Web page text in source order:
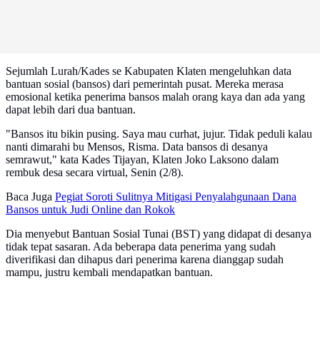
Sejumlah Lurah/Kades se Kabupaten Klaten mengeluhkan data
bantuan sosial (bansos) dari pemerintah pusat. Mereka merasa
emosional ketika penerima bansos malah orang kaya dan ada yang
dapat lebih dari dua bantuan.
"Bansos itu bikin pusing. Saya mau curhat, jujur. Tidak peduli kalau
nanti dimarahi bu Mensos, Risma. Data bansos di desanya
semrawut," kata Kades Tijayan, Klaten Joko Laksono dalam
rembuk desa secara virtual, Senin (2/8).
Baca Juga Pegiat Soroti Sulitnya Mitigasi Penyalahgunaan Dana
Bansos untuk Judi Online dan Rokok
Dia menyebut Bantuan Sosial Tunai (BST) yang didapat di desanya
tidak tepat sasaran. Ada beberapa data penerima yang sudah
diverifikasi dan dihapus dari penerima karena dianggap sudah
mampu, justru kembali mendapatkan bantuan.